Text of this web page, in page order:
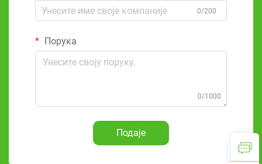
0/200
Порука
0/1000
Подаје